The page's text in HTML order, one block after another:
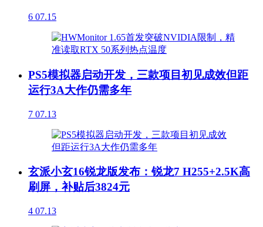
6 07.15
PS5模拟器启动开发，三款项目初见成效但距
运行3A大作仍需多年
7 07.13
玄派小玄16锐龙版发布：锐龙7 H255+2.5K高
刷屏，补贴后3824元
4 07.13